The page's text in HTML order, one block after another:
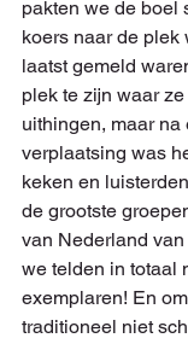
pakten we de boel
koers naar de
laatst gemeld
plek te zijn waar
uithingen, maar
verplaatsing was
keken en
de grootste
van Nederland
we telden in totaal
exemplaren! En
traditioneel niet